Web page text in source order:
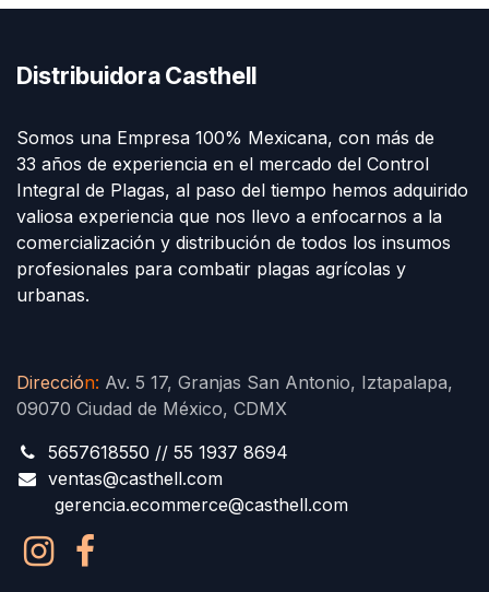
Distribuidora Casthell
Somos una Empresa 100% Mexicana, con más de
33 años de experiencia en el mercado del Control
Integral de Plagas, al paso del tiempo hemos adquirido
valiosa experiencia que nos llevo a enfocarnos a la
comercialización y distribución de todos los insumos
profesionales para combatir plagas agrícolas y
urbanas.
Dirección: Av. 5 17, Granjas San Antonio, Iztapalapa,
09070 Ciudad de México, CDMX
5657618550 // 55 1937 8694
ventas@casthell.com
gerencia.ecommerce@casthell.com